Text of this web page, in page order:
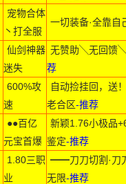
宠物合体
丶打全服
一切装备·全靠自
仙剑神器
迷失
无赞助╲无回馈
荐
600%攻
速
自动捡挂回，送
老合区-推荐
●●百亿
元宝首爆
新颖1.76小极品
鉴定-推荐
1.80三职
业
━━刀刀切割·刀
无限-推荐